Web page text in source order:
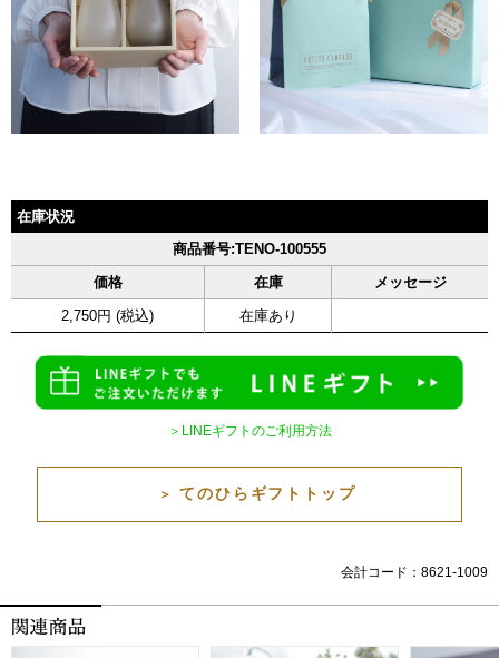
在庫状況
商品番号:TENO-100555
価格
在庫
メッセージ
2,750円 (税込)
在庫あり
＞LINEギフトのご利用方法
＞ てのひらギフトトップ
会計コード：8621-1009